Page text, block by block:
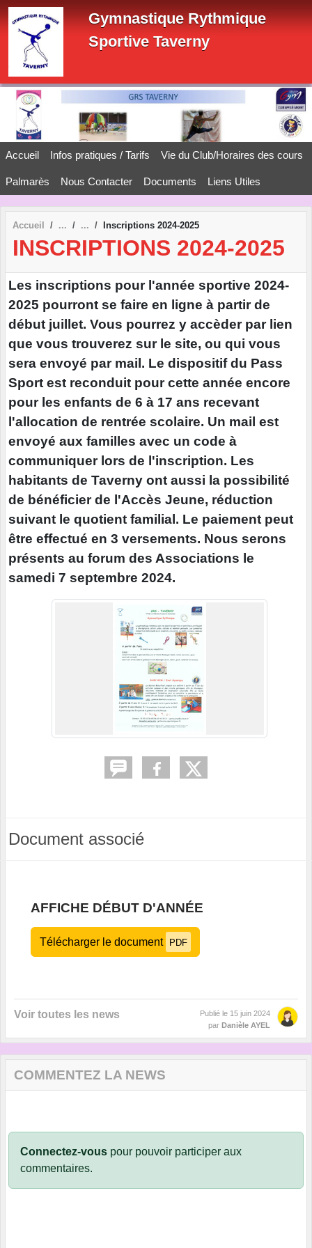
Gymnastique Rythmique
Sportive Taverny
Accueil Infos pratiques / Tarifs Vie du Club/Horaires des cours
Palmarès Nous Contacter Documents Liens Utiles
Accueil Inscriptions 2024-2025
INSCRIPTIONS 2024-2025
Les inscriptions pour l'année sportive 2024-
2025 pourront se faire en ligne à partir de
début juillet. Vous pourrez y accèder par lien
que vous trouverez sur le site, ou qui vous
sera envoyé par mail. Le dispositif du Pass
Sport est reconduit pour cette année encore
pour les enfants de 6 à 17 ans recevant
l'allocation de rentrée scolaire. Un mail est
envoyé aux familles avec un code à
communiquer lors de l'inscription. Les
habitants de Taverny ont aussi la possibilité
de bénéficier de l'Accès Jeune, réduction
suivant le quotient familial. Le paiement peut
être effectué en 3 versements. Nous serons
présents au forum des Associations le
samedi 7 septembre 2024.
Document associé
AFFICHE DÉBUT D'ANNÉE
Télécharger le document PDF
Voir toutes les news Publié le 15 juin 2024
par Danièle AYEL
COMMENTEZ LA NEWS
Connectez-vous pour pouvoir participer aux
commentaires.
Panneau de gestion des cookies